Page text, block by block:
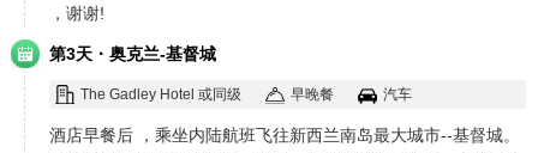
，谢谢!
第3天 · 奥克兰-基督城
The Gadley Hotel 或同级 早晚餐 汽车
酒店早餐后 ，乘坐内陆航班飞往新西兰南岛最大城市--基督城。